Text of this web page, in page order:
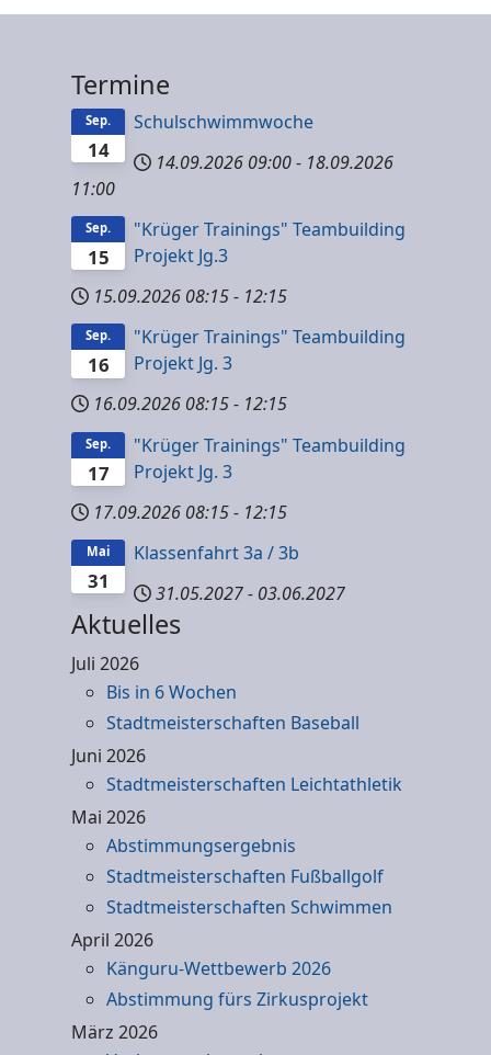
Termine
14
Sep.
Schulschwimmwoche
14.09.2026 09:00- 18.09.2026
11:00
15
Sep.
"Krüger Trainings" Teambuilding
Projekt Jg.3
15.09.2026 08:15- 12:15
16
Sep.
"Krüger Trainings" Teambuilding
Projekt Jg. 3
16.09.2026 08:15- 12:15
17
Sep.
"Krüger Trainings" Teambuilding
Projekt Jg. 3
17.09.2026 08:15- 12:15
31
Mai
Klassenfahrt 3a / 3b
31.05.2027- 03.06.2027
Aktuelles
Juli 2026
Bis in 6 Wochen
Stadtmeisterschaften Baseball
Juni 2026
Stadtmeisterschaften Leichtathletik
Mai 2026
Abstimmungsergebnis
Stadtmeisterschaften Fußballgolf
Stadtmeisterschaften Schwimmen
April 2026
Känguru-Wettbewerb 2026
Abstimmung fürs Zirkusprojekt
März 2026